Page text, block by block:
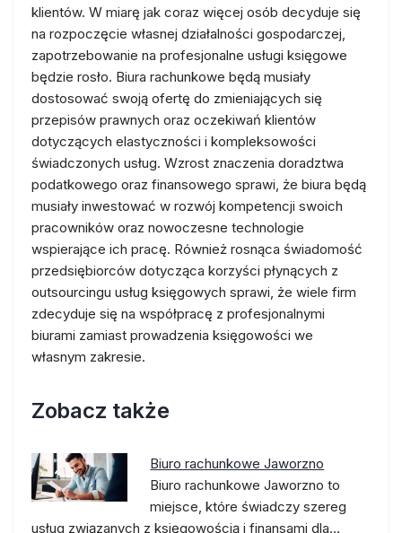
klientów. W miarę jak coraz więcej osób decyduje się
na rozpoczęcie własnej działalności gospodarczej,
zapotrzebowanie na profesjonalne usługi księgowe
będzie rosło. Biura rachunkowe będą musiały
dostosować swoją ofertę do zmieniających się
przepisów prawnych oraz oczekiwań klientów
dotyczących elastyczności i kompleksowości
świadczonych usług. Wzrost znaczenia doradztwa
podatkowego oraz finansowego sprawi, że biura będą
musiały inwestować w rozwój kompetencji swoich
pracowników oraz nowoczesne technologie
wspierające ich pracę. Również rosnąca świadomość
przedsiębiorców dotycząca korzyści płynących z
outsourcingu usług księgowych sprawi, że wiele firm
zdecyduje się na współpracę z profesjonalnymi
biurami zamiast prowadzenia księgowości we
własnym zakresie.
Zobacz także
Biuro rachunkowe Jaworzno
Biuro rachunkowe Jaworzno to
miejsce, które świadczy szereg
usług związanych z księgowością i finansami dla…